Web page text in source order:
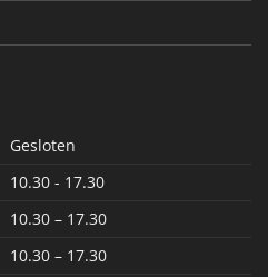
Gesloten
10.30 - 17.30
10.30 – 17.30
10.30 – 17.30